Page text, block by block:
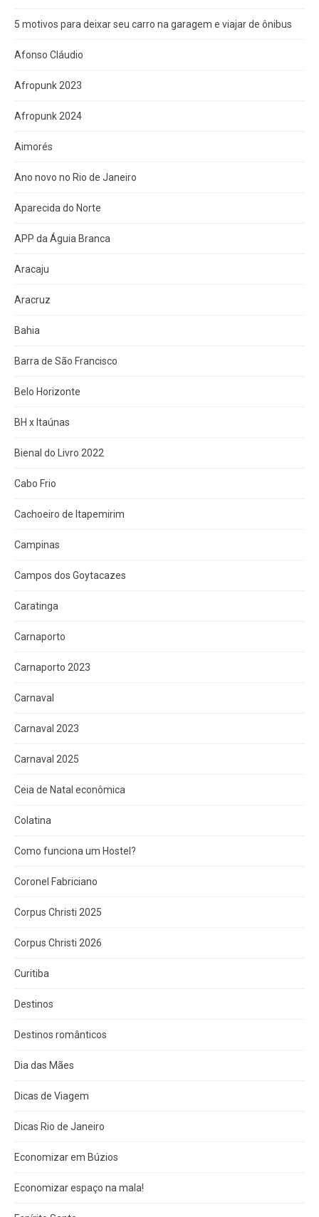
5 motivos para deixar seu carro na garagem e viajar de ônibus
Afonso Cláudio
Afropunk 2023
Afropunk 2024
Aimorés
Ano novo no Rio de Janeiro
Aparecida do Norte
APP da Águia Branca
Aracaju
Aracruz
Bahia
Barra de São Francisco
Belo Horizonte
BH x Itaúnas
Bienal do Livro 2022
Cabo Frio
Cachoeiro de Itapemirim
Campinas
Campos dos Goytacazes
Caratinga
Carnaporto
Carnaporto 2023
Carnaval
Carnaval 2023
Carnaval 2025
Ceia de Natal econômica
Colatina
Como funciona um Hostel?
Coronel Fabriciano
Corpus Christi 2025
Corpus Christi 2026
Curitiba
Destinos
Destinos românticos
Dia das Mães
Dicas de Viagem
Dicas Rio de Janeiro
Economizar em Búzios
Economizar espaço na mala!